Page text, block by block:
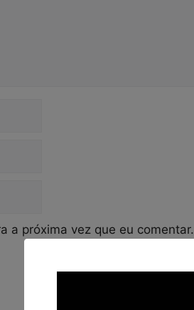
a próxima vez que eu comentar.